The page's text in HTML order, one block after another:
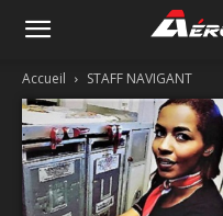
Accueil STAFF NAVIGANT